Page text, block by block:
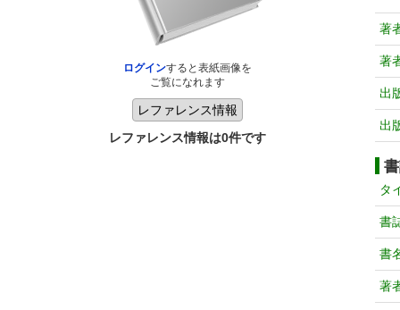
ログインすると表紙画像を
ご覧になれます
レファレンス情報は0件です
著
著
出
出
タ
書
書
著